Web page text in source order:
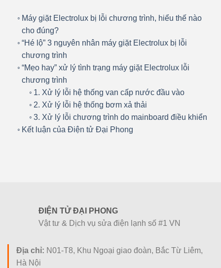
Máy giặt Electrolux bị lỗi chương trình, hiểu thế nào
cho đúng?
“Hé lộ” 3 nguyên nhân máy giặt Electrolux bị lỗi
chương trình
“Mẹo hay” xử lý tình trạng máy giặt Electrolux lỗi
chương trình
1. Xử lý lỗi hệ thống van cấp nước đầu vào
2. Xử lý lỗi hệ thống bơm xả thải
3. Xử lý lỗi chương trình do mainboard điều khiển
Kết luận của Điện tử Đại Phong
ĐIỆN TỬ ĐẠI PHONG
Vật tư & Dịch vụ sửa điện lạnh số #1 VN
Địa chỉ: N01-T8, Khu Ngoại giao đoàn, Bắc Từ Liêm,
Hà Nội